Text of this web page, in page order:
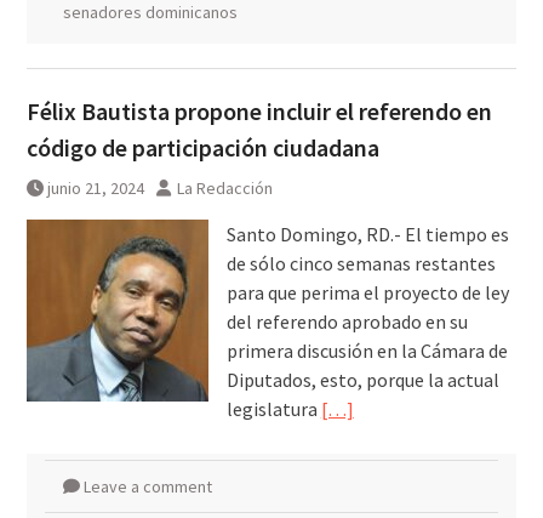
senadores dominicanos
Félix Bautista propone incluir el referendo en
código de participación ciudadana
junio 21, 2024 La Redacción
Santo Domingo, RD.- El tiempo es
de sólo cinco semanas restantes
para que perima el proyecto de ley
del referendo aprobado en su
primera discusión en la Cámara de
Diputados, esto, porque la actual
legislatura […]
Leave a comment